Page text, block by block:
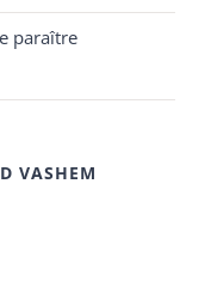
paraître
VASHEM